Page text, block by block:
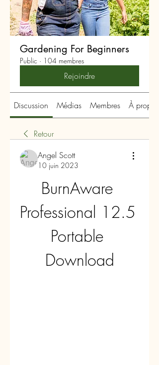
Gardening For Beginners
Public · 104 membres
Rejoindre
Discussion Médias Membres À propos
Retour
Angel Scott
10 juin 2023
BurnAware
Professional 12.5
Portable
Download